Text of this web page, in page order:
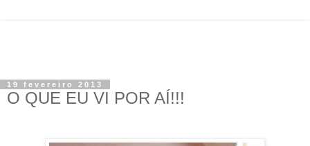
19 fevereiro 2013
O QUE EU VI POR AÍ!!!